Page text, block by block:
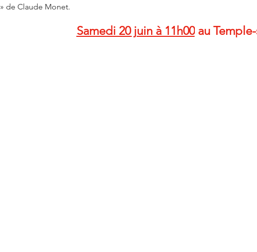
» de Claude Monet.
Samedi 20 juin à 11h00 au